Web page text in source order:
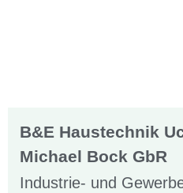
B&E Haustechnik
Michael Bock GbR
Industrie- und